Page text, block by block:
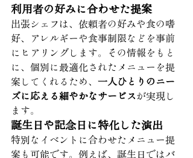
利用者の好みに合わせた提案
出張シェフは、依頼者の好みや食の嗜
好、アレルギーや食事制限などを事前
にヒアリングします。その情報をもと
に、個別に最適化されたメニューを提
案してくれるため、 一人ひとりのニー
ズに応える細やかなサービスが実現し
ます。
誕生日や記念日に特化した演出
特別なイベントに合わせたメニュー提
案も可能です。例えば、誕生日ではバ